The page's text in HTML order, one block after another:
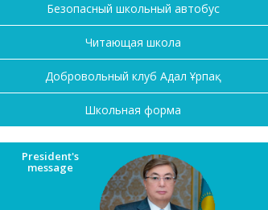
Безопасный школьный автобус
Читающая школа
Добровольный клуб Адал Ұрпақ
Школьная форма
President's
message